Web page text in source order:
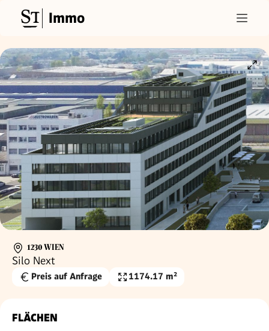
Immo
1230 WIEN
Silo Next
Preis auf Anfrage Nutzfläche
1174.17 m²
FLÄCHEN